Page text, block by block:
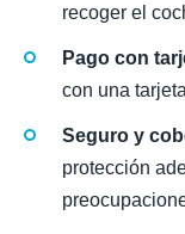
recoger el
Pago con
con una
Seguro y
protección